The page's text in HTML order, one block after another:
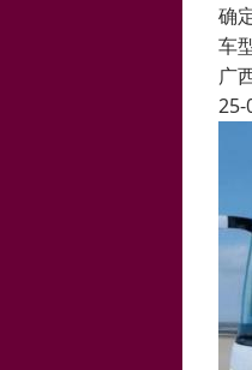
确
车
广
25-